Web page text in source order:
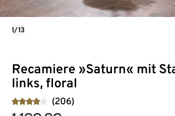
Recamiere »Saturn« mit
links, floral
(206)
1/13